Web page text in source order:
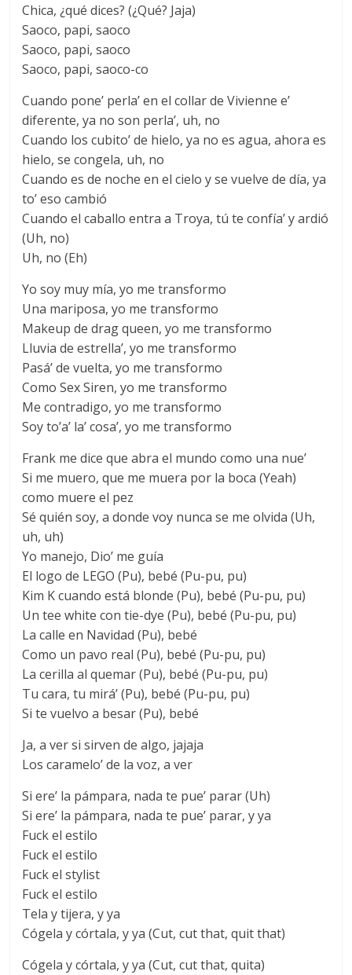
Chica, ¿qué dices? (¿Qué? Jaja)
Saoco, papi, saoco
Saoco, papi, saoco
Saoco, papi, saoco-co
Cuando pone’ perla’ en el collar de Vivienne e’
diferente, ya no son perla’, uh, no
Cuando los cubito’ de hielo, ya no es agua, ahora es
hielo, se congela, uh, no
Cuando es de noche en el cielo y se vuelve de día, ya
to’ eso cambió
Cuando el caballo entra a Troya, tú te confía’ y ardió
(Uh, no)
Uh, no (Eh)
Yo soy muy mía, yo me transformo
Una mariposa, yo me transformo
Makeup de drag queen, yo me transformo
Lluvia de estrеlla’, yo me transformo
Pasá’ de vuelta, yo mе transformo
Como Sex Siren, yo me transformo
Me contradigo, yo me transformo
Soy to’a’ la’ cosa’, yo me transformo
Frank me dice que abra el mundo como una nue’
Si me muero, que me muera por la boca (Yeah)
como muere el pez
Sé quién soy, a donde voy nunca se me olvida (Uh,
uh, uh)
Yo manejo, Dio’ me guía
El logo de LEGO (Pu), bebé (Pu-pu, pu)
Kim K cuando está blonde (Pu), bebé (Pu-pu, pu)
Un tee white con tie-dye (Pu), bebé (Pu-pu, pu)
La calle en Navidad (Pu), bebé
Como un pavo real (Pu), bebé (Pu-pu, pu)
La cerilla al quemar (Pu), bebé (Pu-pu, pu)
Tu cara, tu mirá’ (Pu), bebé (Pu-pu, pu)
Si te vuelvo a besar (Pu), bebé
Ja, a ver si sirven de algo, jajaja
Los caramelo’ de la voz, a ver
Si ere’ la pámpara, nada te pue’ parar (Uh)
Si ere’ la pámpara, nada te pue’ parar, y ya
Fuck el estilo
Fuck el estilo
Fuck el stylist
Fuck el estilo
Tela y tijera, y ya
Cógela y córtala, y ya (Cut, cut that, quit that)
Cógela y córtala, y ya (Cut, cut that, quita)